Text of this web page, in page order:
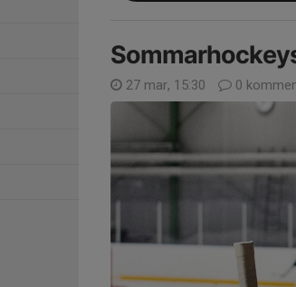
27 mar, 15:30 0